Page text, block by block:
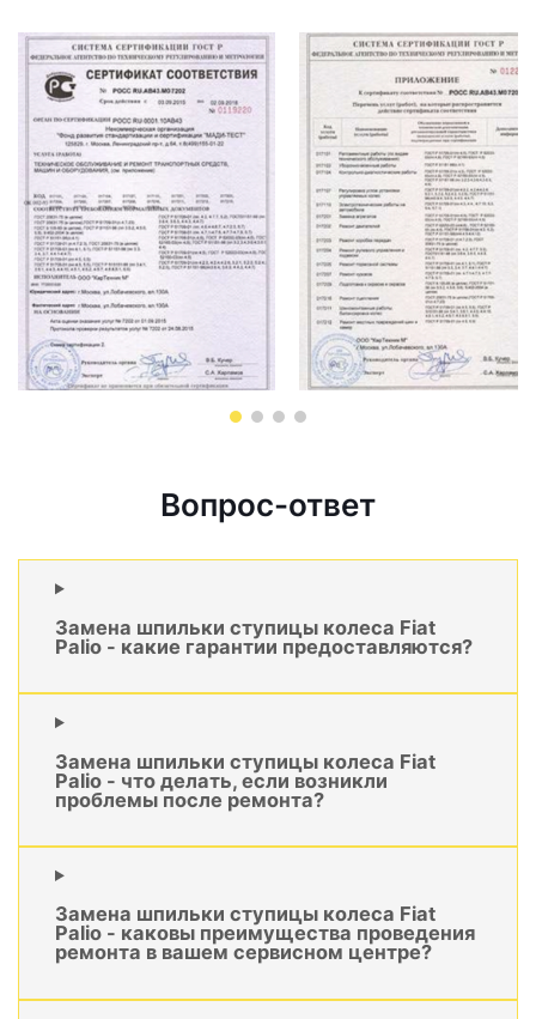
Вопрос-ответ
Замена шпильки ступицы колеса Fiat
Palio - какие гарантии предоставляются?
Замена шпильки ступицы колеса Fiat
Palio - что делать, если возникли
проблемы после ремонта?
Замена шпильки ступицы колеса Fiat
Palio - каковы преимущества проведения
ремонта в вашем сервисном центре?